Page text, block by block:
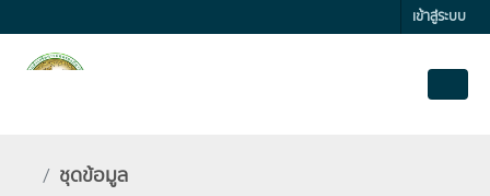
เข้าสู่ระบบ
ชุดข้อมูล